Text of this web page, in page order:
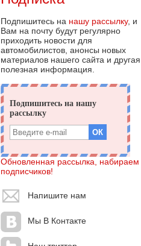
Подпишитесь на нашу рассылку, и
Вам на почту будут регулярно
приходить новости для
автомобилистов, анонсы новых
материалов нашего сайта и другая
полезная информация.
Обновленная рассылка, набираем
подписчиков!
Напишите нам
Мы В Контакте